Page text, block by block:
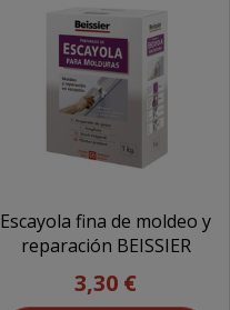
Escayola fina de moldeo y
reparación BEISSIER
3,30 €